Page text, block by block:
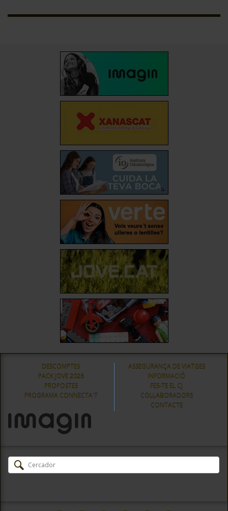
DESCOMPTES
PACK JOVE 2026
PROPOSTES
PROGRAMA CONNECTA'T
ASSEGURANÇA DE VIATGES
INFORMACIÓ
FES-TE EL CJ
COL·LABORADORS
CONTACTE